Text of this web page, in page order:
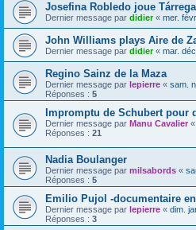
Josefina Robledo joue Tárrega
Dernier message par didier« mer.
John Williams plays Aire de
Dernier message par didier« mar.
Regino Sainz de la Maza
Dernier message par lepierre « sam.
Réponses : 5
Impromptu de Schubert pour
Dernier message par Manu Cavalier «
Réponses : 21
Nadia Boulanger
Dernier message par milsabords «
Réponses : 5
Emilio Pujol -documentaire
Dernier message par lepierre « dim.
Réponses : 3